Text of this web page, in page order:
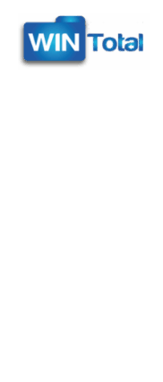
Inhalt
springen